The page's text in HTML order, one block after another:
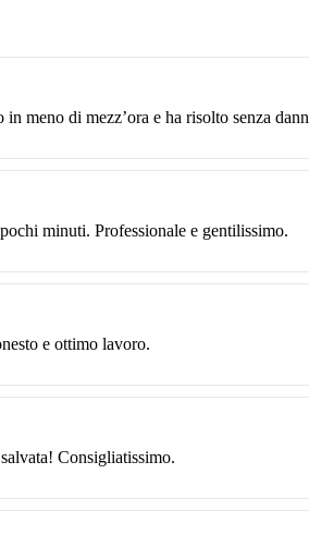
meno di mezz’ora e ha risolto senza
minuti. Professionale e gentilissimo.
e ottimo lavoro.
Consigliatissimo.